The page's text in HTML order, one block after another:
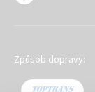
Způsob dopravy: